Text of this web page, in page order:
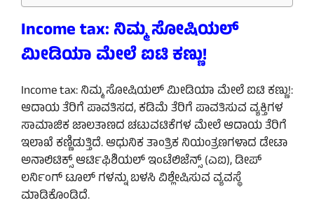
Income tax: ನಿಮ್ಮ ಸೋಷಿಯಲ್‌
ಮೀಡಿಯಾ ಮೇಲೆ ಐಟಿ ಕಣ್ಣು!
Income tax: ನಿಮ್ಮ ಸೋಷಿಯಲ್‌ ಮೀಡಿಯಾ ಮೇಲೆ ಐಟಿ ಕಣ್ಣು!:
ಆದಾಯ ತೆರಿಗೆ ಪಾವತಿಸದ, ಕಡಿಮೆ ತೆರಿಗೆ ಪಾವತಿಸುವ ವ್ಯಕ್ತಿಗಳ
ಸಾಮಾಜಿಕ ಜಾಲತಾಣದ ಚಟುವಟಿಕೆಗಳ ಮೇಲೆ ಆದಾಯ ತೆರಿಗೆ
ಇಲಾಖೆ ಕಣ್ಣಿಡುತ್ತಿದೆ. ಆಧುನಿಕ ತಾಂತ್ರಿಕ ನಿಯಂತ್ರಣಗಳಾದ ಡೇಟಾ
ಅನಾಲಿಟಿಕ್ಸ್ ಆರ್ಟಿಫಿಶಿಯಲ್ ಇಂಟೆಲಿಜೆನ್ಸ್ (ಎಐ), ಡೀಪ್
ಲರ್ನಿಂಗ್ ಟೂಲ್ ಗಳನ್ನು ಬಳಸಿ ವಿಶ್ಲೇಷಿಸುವ ವ್ಯವಸ್ಥೆ
ಮಾಡಿಕೊಂಡಿದೆ.